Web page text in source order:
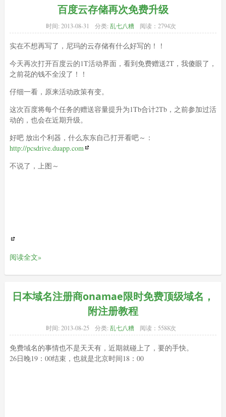
百度云存储再次免费升级
时间: 2013-08-31 分类: 乱七八糟 阅读：2794次
实在不想再写了，尼玛的云存储有什么好写的！！
今天再次打开百度云的1T活动界面，看到免费赠送2T，我傻眼了，
之前花的钱不全没了！！
仔细一看，原来活动政策有变。
这次百度将每个任务的赠送容量提升为1Tb合计2Tb，之前参加过活
动的，也会在近期升级。
好吧 放出个利器，什么东东自己打开看吧～：
http://pcsdrive.duapp.com
不说了，上图～
阅读全文»
日本域名注册商onamae限时免费顶级域名，
附注册教程
时间: 2013-08-25 分类: 乱七八糟 阅读：5588次
免费域名的事情也不是天天有，近期就碰上了，要的手快。
26日晚19：00结束，也就是北京时间18：00